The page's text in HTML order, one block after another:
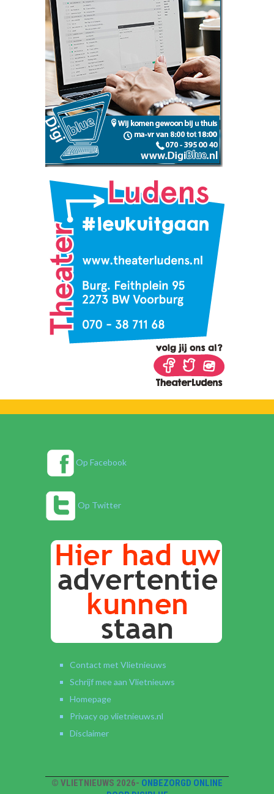
Op Facebook
Op Twitter
Contact met Vlietnieuws
Schrijf mee aan Vlietnieuws
Homepage
Privacy op vlietnieuws.nl
Disclaimer
© VLIETNIEUWS 2026- ONBEZORGD ONLINE